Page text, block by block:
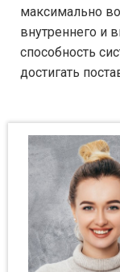
максимально
внутреннего и
способность
достигать